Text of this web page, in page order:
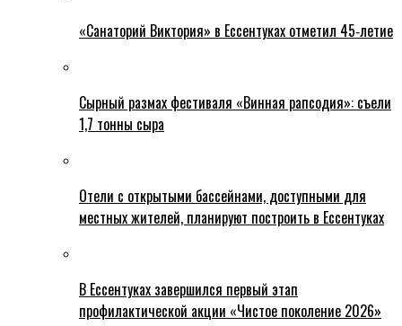
«Санаторий Виктория» в Ессентуках отметил 45‑летие
Сырный размах фестиваля «Винная рапсодия»: съели
1,7 тонны сыра
Отели с открытыми бассейнами, доступными для
местных жителей, планируют построить в Ессентуках
В Ессентуках завершился первый этап
профилактической акции «Чистое поколение 2026»